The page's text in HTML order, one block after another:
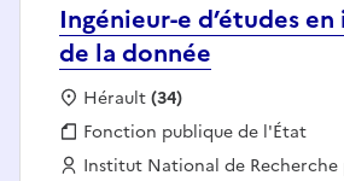
Ingénieur-e d’études
de la donnée
Localisation :
Hérault(34)
Fonction publique :
Fonction publique de l'État
Employeur :
Institut National de Recherche